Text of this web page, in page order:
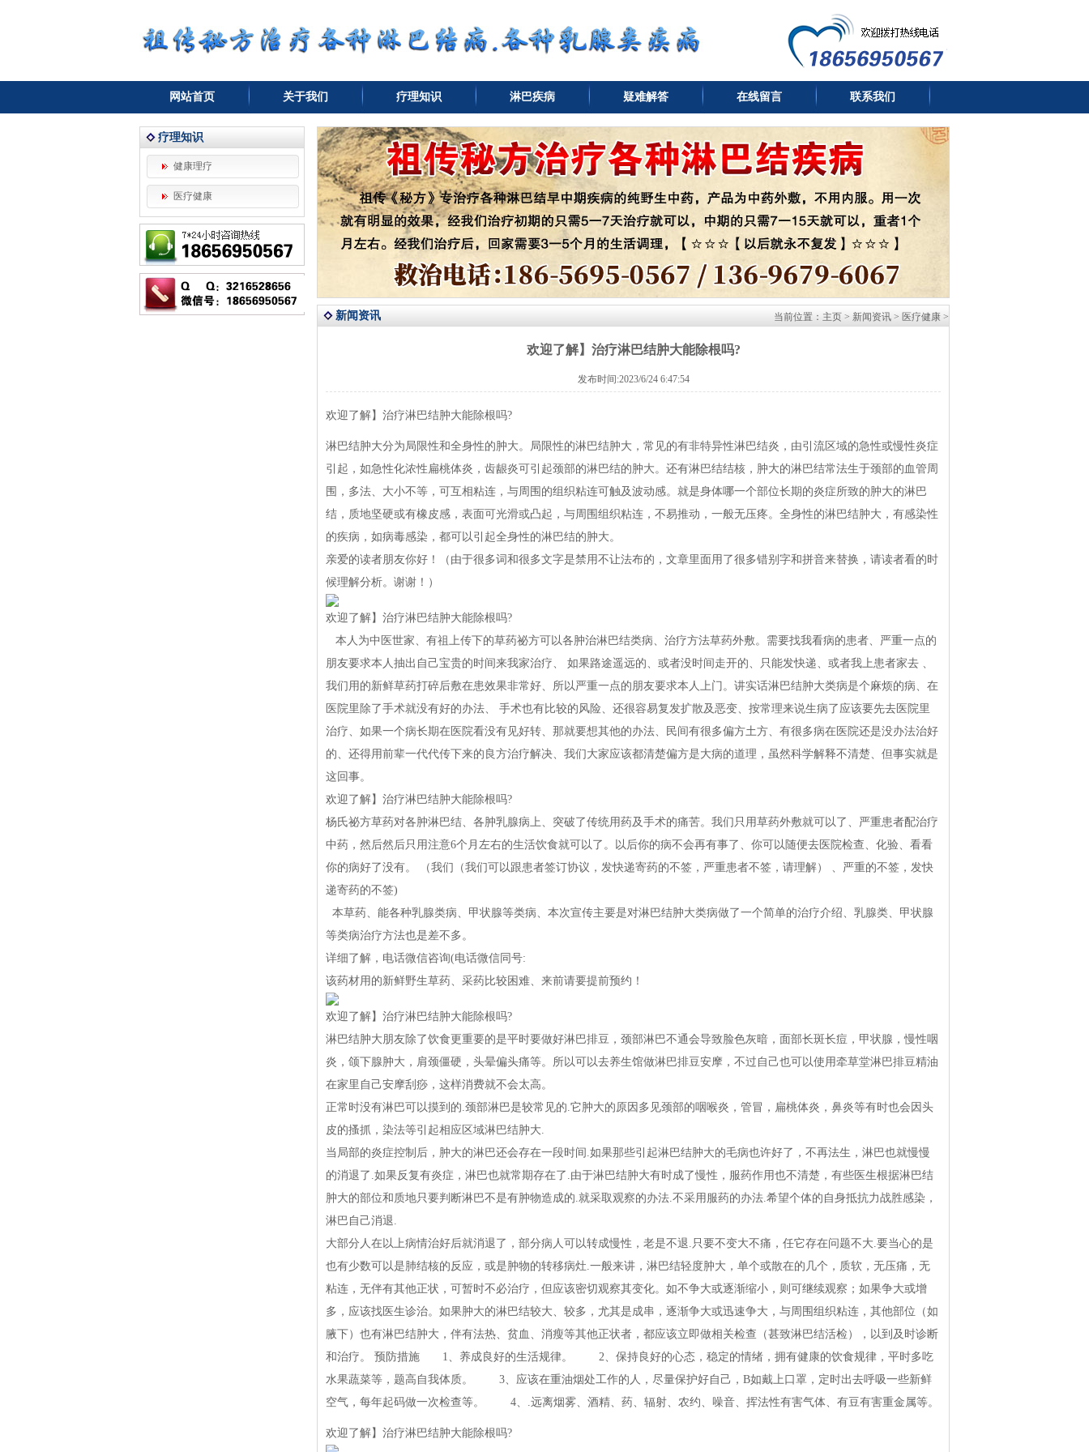
网站首页 关于我们 疗理知识 淋巴疾病 疑难解答 在线留言 联系我们
疗理知识
健康理疗
医疗健康
新闻资讯 当前位置： 主页 > 新闻资讯 > 医疗健康 >
欢迎了解】治疗淋巴结肿大能除根吗?
发布时间:2023/6/24 6:47:54
欢迎了解】治疗淋巴结肿大能除根吗?
淋巴结肿大分为局限性和全身性的肿大。局限性的淋巴结肿大，常见的有非特异性淋巴结炎，由引流区域的急性或慢性炎症
引起，如急性化浓性扁桃体炎，齿龈炎可引起颈部的淋巴结的肿大。还有淋巴结结核，肿大的淋巴结常法生于颈部的血管周
围，多法、大小不等，可互相粘连，与周围的组织粘连可触及波动感。就是身体哪一个部位长期的炎症所致的肿大的淋巴
结，质地坚硬或有橡皮感，表面可光滑或凸起，与周围组织粘连，不易推动，一般无压疼。全身性的淋巴结肿大，有感染性
的疾病，如病毒感染，都可以引起全身性的淋巴结的肿大。
亲爱的读者朋友你好！（由于很多词和很多文字是禁用不让法布的，文章里面用了很多错别字和拼音来替换，请读者看的时
候理解分析。谢谢！）
欢迎了解】治疗淋巴结肿大能除根吗?
本人为中医世家、有祖上传下的草药祕方可以各肿治淋巴结类病、治疗方法草药外敷。需要找我看病的患者、严重一点的
朋友要求本人抽出自己宝贵的时间来我家治疗、 如果路途遥远的、或者没时间走开的、只能发快递、或者我上患者家去 、
我们用的新鲜草药打碎后敷在患效果非常好、所以严重一点的朋友要求本人上门。讲实话淋巴结肿大类病是个麻烦的病、在
医院里除了手术就没有好的办法、 手术也有比较的风险、还很容易复发扩散及恶变、按常理来说生病了应该要先去医院里
治疗、如果一个病长期在医院看没有见好转、那就要想其他的办法、民间有很多偏方土方、有很多病在医院还是没办法治好
的、还得用前辈一代代传下来的良方治疗解决、我们大家应该都清楚偏方是大病的道理，虽然科学解释不清楚、但事实就是
这回事。
欢迎了解】治疗淋巴结肿大能除根吗?
杨氏祕方草药对各肿淋巴结、各肿乳腺病上、突破了传统用药及手术的痛苦。我们只用草药外敷就可以了、严重患者配治疗
中药，然后然后只用注意6个月左右的生活饮食就可以了。以后你的病不会再有事了、你可以随便去医院检查、化验、看看
你的病好了没有。 （我们（我们可以跟患者签订协议，发快递寄药的不签，严重患者不签，请理解） 、严重的不签，发快
递寄药的不签)
本草药、能各种乳腺类病、甲状腺等类病、本次宣传主要是对淋巴结肿大类病做了一个简单的治疗介绍、乳腺类、甲状腺
等类病治疗方法也是差不多。
详细了解，电话微信咨询(电话微信同号:
该药材用的新鲜野生草药、采药比较困难、来前请要提前预约！
欢迎了解】治疗淋巴结肿大能除根吗?
淋巴结肿大朋友除了饮食更重要的是平时要做好淋巴排豆，颈部淋巴不通会导致脸色灰暗，面部长斑长痘，甲状腺，慢性咽
炎，颌下腺肿大，肩颈僵硬，头晕偏头痛等。所以可以去养生馆做淋巴排豆安摩，不过自己也可以使用牵草堂淋巴排豆精油
在家里自己安摩刮痧，这样消费就不会太高。
正常时没有淋巴可以摸到的.颈部淋巴是较常见的.它肿大的原因多见颈部的咽喉炎，管冒，扁桃体炎，鼻炎等有时也会因头
皮的搔抓，染法等引起相应区域淋巴结肿大.
当局部的炎症控制后，肿大的淋巴还会存在一段时间.如果那些引起淋巴结肿大的毛病也许好了，不再法生，淋巴也就慢慢
的消退了.如果反复有炎症，淋巴也就常期存在了.由于淋巴结肿大有时成了慢性，服药作用也不清楚，有些医生根据淋巴结
肿大的部位和质地只要判断淋巴不是有肿物造成的.就采取观察的办法.不采用服药的办法.希望个体的自身抵抗力战胜感染，
淋巴自己消退.
大部分人在以上病情治好后就消退了，部分病人可以转成慢性，老是不退.只要不变大不痛，任它存在问题不大.要当心的是
也有少数可以是肺结核的反应，或是肿物的转移病灶.一般来讲，淋巴结轻度肿大，单个或散在的几个，质软，无压痛，无
粘连，无伴有其他正状，可暂时不必治疗，但应该密切观察其变化。如不争大或逐渐缩小，则可继续观察；如果争大或增
多，应该找医生诊治。如果肿大的淋巴结较大、较多，尤其是成串，逐渐争大或迅速争大，与周围组织粘连，其他部位（如
腋下）也有淋巴结肿大，伴有法热、贫血、消瘦等其他正状者，都应该立即做相关检查（甚致淋巴结活检），以到及时诊断
和治疗。 预防措施 1、养成良好的生活规律。 2、保持良好的心态，稳定的情绪，拥有健康的饮食规律，平时多吃
水果蔬菜等，题高自我体质。 3、应该在重油烟处工作的人，尽量保护好自己，B如戴上口罩，定时出去呼吸一些新鲜
空气，每年起码做一次检查等。 4、.远离烟雾、酒精、药、辐射、农约、噪音、挥法性有害气体、有豆有害重金属等。
欢迎了解】治疗淋巴结肿大能除根吗?